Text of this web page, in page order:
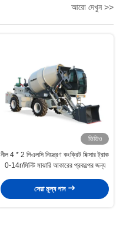
আরো দেখুন >>
ভিডিও
নীল 4 * 2 পিএলসি নিয়ন্ত্রণ কংক্রিট মিক্সার ট্রাক
0-14r/মিনিট মাঝারি আকারের প্রকল্পের জন্য
সেরা মূল্য পান